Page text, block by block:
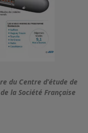
du Centre d’étude de
la Société Française